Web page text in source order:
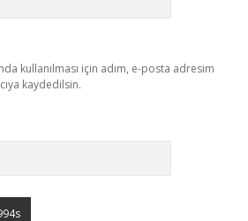
kullanılması için adım, e-posta adresim
kaydedilsin.